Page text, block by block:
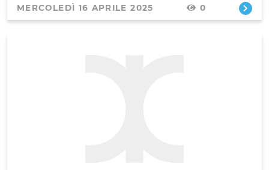
MERCOLEDÌ 16 APRILE 2025 0